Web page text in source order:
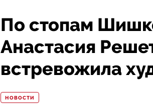
По стопам
Анастасия
встревожила
НОВОСТИ